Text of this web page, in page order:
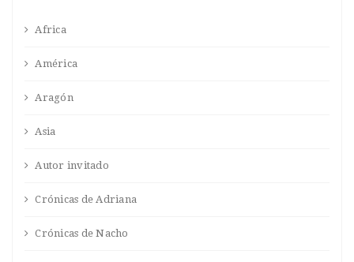
Africa
América
Aragón
Asia
Autor invitado
Crónicas de Adriana
Crónicas de Nacho